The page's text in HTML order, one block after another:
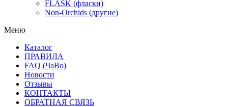
FLASK (фласки)
Non-Orchids (другие)
Меню
Каталог
ПРАВИЛА
FAQ (ЧаВо)
Новости
Отзывы
КОНТАКТЫ
ОБРАТНАЯ СВЯЗЬ